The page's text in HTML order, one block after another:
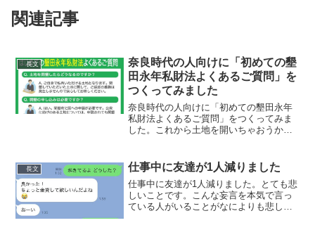
関連記事
長文
奈良時代の人向けに「初めての墾
田永年私財法よくあるご質問」を
つくってみました
奈良時代の人向けに「初めての墾田永年
私財法よくあるご質問」をつくってみま
した。これから土地を開いちゃおうかな
(@numrock) 2020年5月11日...
長文 仕事中に友達が1人減りました
仕事中に友達が1人減りました。とても悲
しいことです。こんな妄言を本気で言っ
ている人がいることがなによりも悲し